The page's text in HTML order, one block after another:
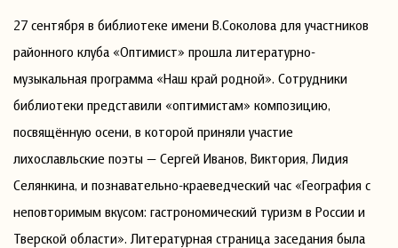
27 сентября в библиотеке имени В.Соколова для участников
районного клуба «Оптимист» прошла литературно-
музыкальная программа «Наш край родной». Сотрудники
библиотеки представили «оптимистам» композицию,
посвящённую осени, в которой приняли участие
лихославльские поэты — Сергей Иванов, Виктория, Лидия
Селянкина, и познавательно-краеведческий час «География с
неповторимым вкусом: гастрономический туризм в России и
Тверской области». Литературная страница заседания была